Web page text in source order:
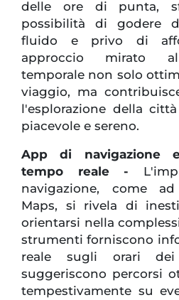
delle ore di punta,
possibilità di godere
fluido e privo di
approccio mirato
temporale non solo
viaggio, ma
l'esplorazione della
piacevole e sereno.
App di navigazione
tempo reale -
navigazione, come
Maps, si rivela di
orientarsi nella
strumenti forniscono
reale sugli orari dei
suggeriscono percorsi
tempestivamente su